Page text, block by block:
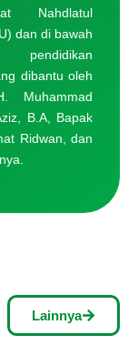
Nahdlatul
dan di bawah
pendidikan
dibantu oleh
Muhammad
B.A, Bapak
Ridwan, dan
Lainnya